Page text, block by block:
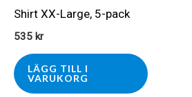
Shirt XX-Large, 5-pack
535 kr
LÄGG TILL I
VARUKORG